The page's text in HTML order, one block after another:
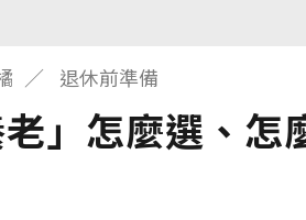
退休前準備
老」怎麼選、